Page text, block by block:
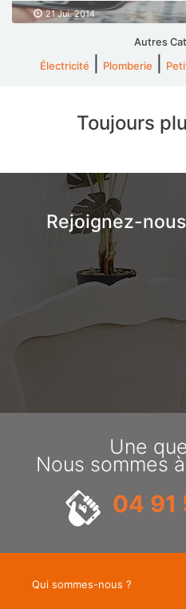
21 Jui. 2014
Autres
Électricité Plomberie
Toujours
Rejoignez-
Une
Nous sommes
04 91
Qui sommes-nous ?